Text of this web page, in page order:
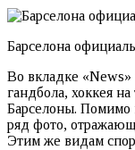
Барселона
Во вкладке «News»
гандбола, хоккея
Барселоны. Помимо
ряд фото,
Этим же видам